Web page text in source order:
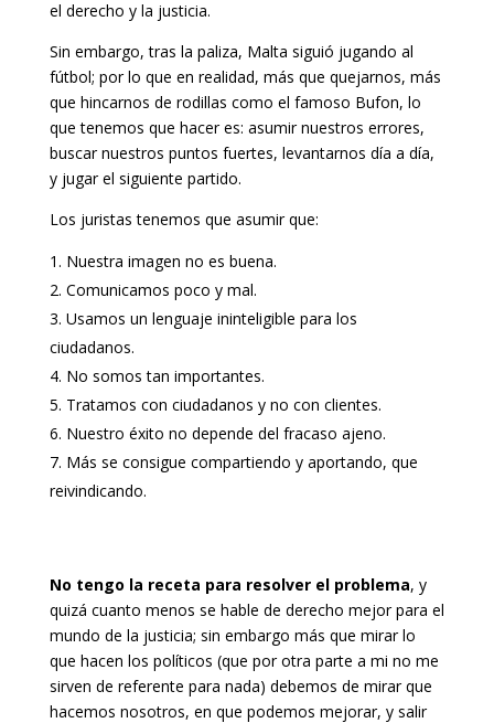
el derecho y la justicia.
Sin embargo, tras la paliza, Malta siguió jugando al
fútbol; por lo que en realidad, más que quejarnos, más
que hincarnos de rodillas como el famoso Bufon, lo
que tenemos que hacer es: asumir nuestros errores,
buscar nuestros puntos fuertes, levantarnos día a día,
y jugar el siguiente partido.
Los juristas tenemos que asumir que:
Nuestra imagen no es buena.
Comunicamos poco y mal.
Usamos un lenguaje ininteligible para los
ciudadanos.
No somos tan importantes.
Tratamos con ciudadanos y no con clientes.
Nuestro éxito no depende del fracaso ajeno.
Más se consigue compartiendo y aportando, que
reivindicando.
No tengo la receta para resolver el problema, y
quizá cuanto menos se hable de derecho mejor para el
mundo de la justicia; sin embargo más que mirar lo
que hacen los políticos (que por otra parte a mi no me
sirven de referente para nada) debemos de mirar que
hacemos nosotros, en que podemos mejorar, y salir